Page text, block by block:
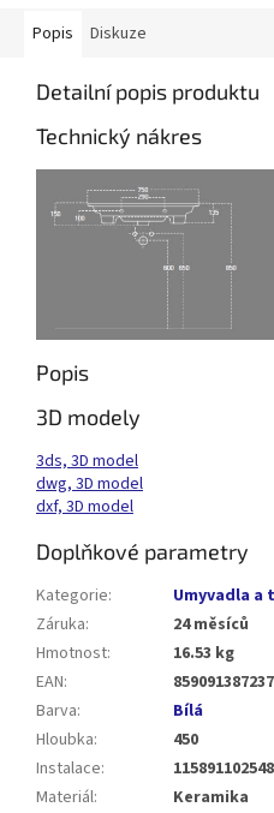
Popis Diskuze
Detailní popis produktu
Technický nákres
Popis
3D modely
3ds, 3D model
dwg, 3D model
dxf, 3D model
Doplňkové parametry
Kategorie:
Umyvadla
Záruka:
24 měsíců
Hmotnost:
16.53 kg
EAN:
Barva:
Bílá
Hloubka:
450
Instalace:
Materiál:
Keramika